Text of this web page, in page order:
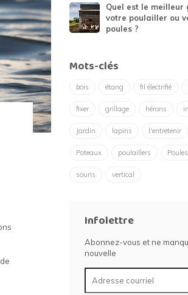
Quel est le meilleur
votre poulailler ou
poules ?
Mots-clés
bois étang fil électrifié
fixer grillage hérons
Jardin lapins l'entretenir
Poteaux poulaillers Poules
souris vertical
Infolettre
Abonnez-vous et ne
nouvelle